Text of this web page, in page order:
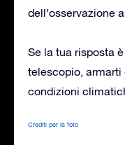
dell’osservazione
Se la tua risposta
telescopio,
condizioni
Crediti per la foto